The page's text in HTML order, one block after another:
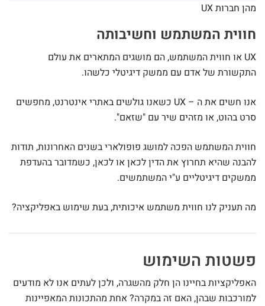
מהן חברות UX
חווית המשתמש וחשיבותה
UX או חווית המשתמש, הם מושגים המתארים את עולם
התקשורת של אדם עם ממשק דיגיטלי כלשהו.
אנו חשים את ה – UX כשאנו גולשים באתרי אינטרנט, מחפשים
סרט בהוט, או מזהים שיר עם "שזאם".
חווית המשתמש הפכה למושג פופולארי בשנים האחרונות, תודות
להבנה שהיא תחרוץ את הדין לכאן או לכאן, כשמדובר בהעדפת
ממשקים דיגיטליים ע"י המשתמשים.
מה תעניק לנו חווית משתמש איכותית, בעת שימוש באפליקציה?
פשטות השימוש
האפליקציות בחיינו הן חלק מהשגרה, ולכן לעתים אנו לא מודעים
למורכבות שבהן, האם זה במקרה? אחת מהתכונות המאפיינות